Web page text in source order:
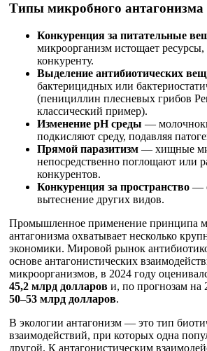
Типы микробного антагонизма
Конкуренция за питательные
микроорганизм истощает
конкуренту.
Выделение антибиотических
бактерицидных или
(пенициллин плесневых грибов
классический пример).
Изменение pH среды —
подкисляют среду, подавляя
Прямой паразитизм — хищные
непосредственно поглощают или
конкурентов.
Конкуренция за пространство —
вытеснение других видов.
Промышленное применение принципа
антагонизма охватывает несколько
экономики. Мировой рынок
основе антагонистических
микроорганизмов, в 2024 году
45,2 млрд долларов и, по прогнозам на
50–53 млрд долларов.
В экологии антагонизм — это тип
взаимодействий, при которых одна
другой. К антагонистическим